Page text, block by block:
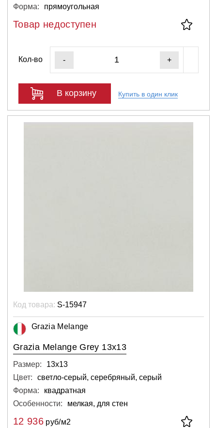
Форма:
прямоугольная
Товар недоступен
Кол-во - +
В корзину Купить в один клик
Код товара: S-15947
Grazia Melange
Grazia Melange Grey 13x13
Размер:
13х13
Цвет:
светло-серый, серебряный, серый
Форма:
квадратная
Особенности:
мелкая, для стен
12 936руб/м2